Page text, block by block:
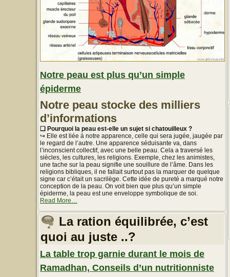
Notre peau est plus qu’un simple
épiderme
Notre peau stocke des milliers
d’informations
❏ Pourquoi la peau est-elle un sujet si chatouilleux ?
↪ Elle est liée à notre apparence, celle qui sera jugée, jaugée par
le regard de l’autre. Une apparence séduisante va, dans
l’inconscient collectif, avec une belle peau. Cela a traversé les
siècles, les cultures, les religions. Exemple, chez les animistes,
une tache sur la peau signifie une souillure de l’âme. Dans les
religions bibliques, il ne fallait surtout pas la marquer de quelque
signe car c’était un sacrilège. Cette idée de pureté a marqué notre
conception de la peau. On voit bien que plus qu’un simple
épiderme, la peau est une enveloppe symbolique de soi.
Read More
peau
est
qu’un
simple
épiderme »
La ration équilibrée, c’est
quoi au juste ..?
La table trop garnie durant le mois de
Ramadhan, Conseils d’un nutritionniste